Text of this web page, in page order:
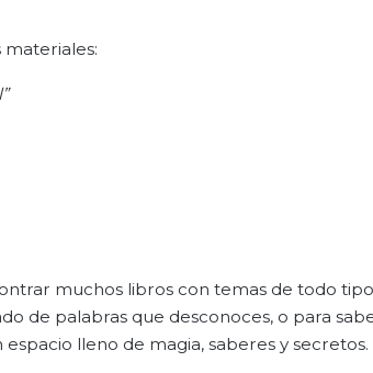
materiales:
muchos libros con temas de todo
de palabras que desconoces, o para
lleno de magia, saberes y secretos.